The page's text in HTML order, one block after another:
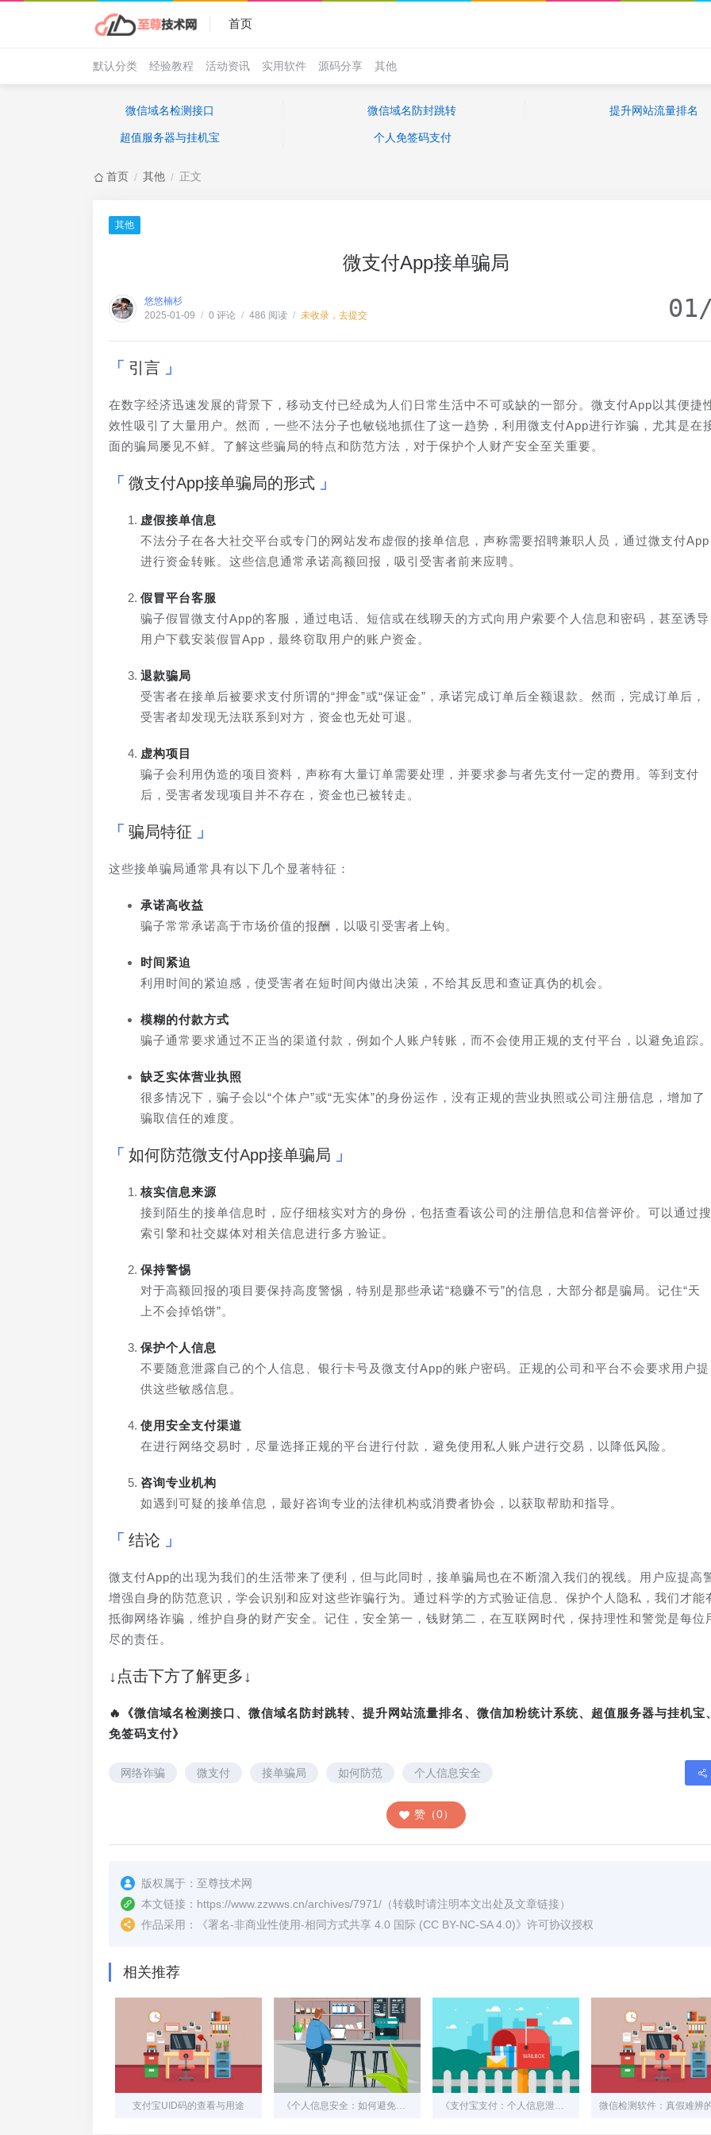
首页
默认分类 经验教程 活动资讯 实用软件 源码分享 其他
微信域名检测接口 微信域名防封跳转 提升网站流量排名
超值服务器与挂机宝 个人免签码支付
首页 / 其他 / 正文
其他
微支付App接单骗局
悠悠楠杉
2025-01-09 / 0 评论 / 486 阅读 / 未收录，去提交
引言
在数字经济迅速发展的背景下，移动支付已经成为人们日常生活中不可或缺的一部分。微支付App以其便捷
效性吸引了大量用户。然而，一些不法分子也敏锐地抓住了这一趋势，利用微支付App进行诈骗，尤其是在
面的骗局屡见不鲜。了解这些骗局的特点和防范方法，对于保护个人财产安全至关重要。
微支付App接单骗局的形式
虚假接单信息
不法分子在各大社交平台或专门的网站发布虚假的接单信息，声称需要招聘兼职人员，通过微支付App
进行资金转账。这些信息通常承诺高额回报，吸引受害者前来应聘。
假冒平台客服
骗子假冒微支付App的客服，通过电话、短信或在线聊天的方式向用户索要个人信息和密码，甚至诱导
用户下载安装假冒App，最终窃取用户的账户资金。
退款骗局
受害者在接单后被要求支付所谓的“押金”或“保证金”，承诺完成订单后全额退款。然而，完成订单后，
受害者却发现无法联系到对方，资金也无处可退。
虚构项目
骗子会利用伪造的项目资料，声称有大量订单需要处理，并要求参与者先支付一定的费用。等到支付
后，受害者发现项目并不存在，资金也已被转走。
骗局特征
这些接单骗局通常具有以下几个显著特征：
承诺高收益
骗子常常承诺高于市场价值的报酬，以吸引受害者上钩。
时间紧迫
利用时间的紧迫感，使受害者在短时间内做出决策，不给其反思和查证真伪的机会。
模糊的付款方式
骗子通常要求通过不正当的渠道付款，例如个人账户转账，而不会使用正规的支付平台，以避免追踪。
缺乏实体营业执照
很多情况下，骗子会以“个体户”或“无实体”的身份运作，没有正规的营业执照或公司注册信息，增加了
骗取信任的难度。
如何防范微支付App接单骗局
核实信息来源
接到陌生的接单信息时，应仔细核实对方的身份，包括查看该公司的注册信息和信誉评价。可以通过搜
索引擎和社交媒体对相关信息进行多方验证。
保持警惕
对于高额回报的项目要保持高度警惕，特别是那些承诺“稳赚不亏”的信息，大部分都是骗局。记住“天
上不会掉馅饼”。
保护个人信息
不要随意泄露自己的个人信息、银行卡号及微支付App的账户密码。正规的公司和平台不会要求用户提
供这些敏感信息。
使用安全支付渠道
在进行网络交易时，尽量选择正规的平台进行付款，避免使用私人账户进行交易，以降低风险。
咨询专业机构
如遇到可疑的接单信息，最好咨询专业的法律机构或消费者协会，以获取帮助和指导。
结论
微支付App的出现为我们的生活带来了便利，但与此同时，接单骗局也在不断溜入我们的视线。用户应提高
增强自身的防范意识，学会识别和应对这些诈骗行为。通过科学的方式验证信息、保护个人隐私，我们才能
抵御网络诈骗，维护自身的财产安全。记住，安全第一，钱财第二，在互联网时代，保持理性和警觉是每位
尽的责任。
↓点击下方了解更多↓
🔥《微信域名检测接口、微信域名防封跳转、提升网站流量排名、微信加粉统计系统、超值服务器与挂机宝
免签码支付》
网络诈骗 微支付 接单骗局 如何防范 个人信息安全
赞（0）
版权属于： 至尊技术网
本文链接： https://www.zzwws.cn/archives/7971/ （转载时请注明本文出处及文章链接）
作品采用：
《署名-非商业性使用-相同方式共享 4.0 国际 (CC BY-NC-SA 4.0)》许可协议授权
相关推荐
支付宝UID码的查看与用途 《个人信息安全：如何避免姓名与支付宝账号的误用与泄露》 《支付宝支付：个人信息泄露的隐形威胁与防护策略》